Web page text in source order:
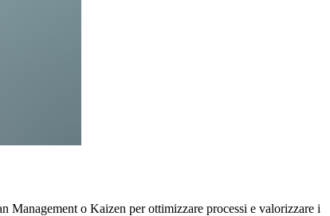
Management o Kaizen per ottimizzare processi e valorizzare i